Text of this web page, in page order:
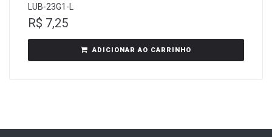
LUB-23G1-L
R$ 7,25
ADICIONAR AO CARRINHO